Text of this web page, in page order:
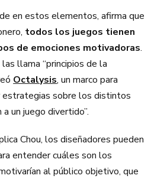
en estos elementos, afirma que
todos los juegos tienen
de emociones motivadoras.
llama “principios de la
Octalysis, un marco para
estrategias sobre los distintos
un juego divertido”.
Chou, los diseñadores pueden
entender cuáles son los
al público objetivo, que